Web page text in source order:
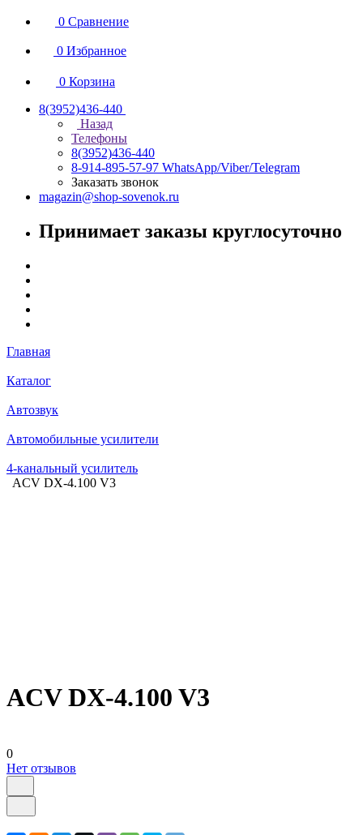
0 Сравнение
0 Избранное
0 Корзина
8(3952)436-440
Назад
Телефоны
8(3952)436-440
8-914-895-57-97 WhatsApp/Viber/Telegram
Заказать звонок
magazin@shop-sovenok.ru
Принимает заказы круглосуточно
Главная
Каталог
Автозвук
Автомобильные усилители
4-канальный усилитель
ACV DX-4.100 V3
ACV DX-4.100 V3
0
Нет отзывов